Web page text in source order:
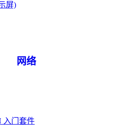
屏)
网络
入门套件